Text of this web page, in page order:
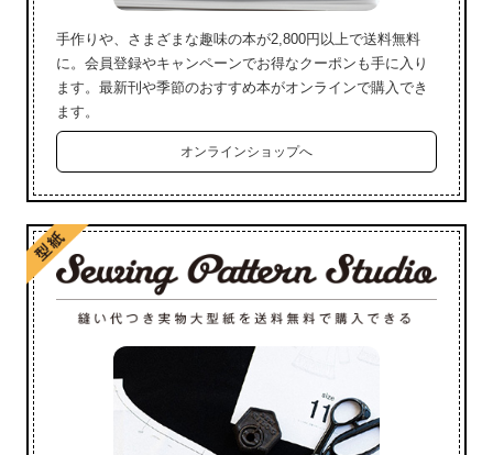
手作りや、さまざまな趣味の本が2,800円以上で送料無料
に。会員登録やキャンペーンでお得なクーポンも手に入り
ます。最新刊や季節のおすすめ本がオンラインで購入でき
ます。
オンラインショップへ